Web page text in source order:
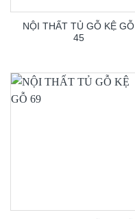
NỘI THẤT TỦ GỖ KỆ GỖ
45